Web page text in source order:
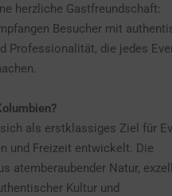
herzliche Gastfreundschaft:
Besucher mit
Professionalität, die jedes
als erstklassiges Ziel für
und Freizeit entwickelt. Die
atemberaubender Natur,
Kultur und